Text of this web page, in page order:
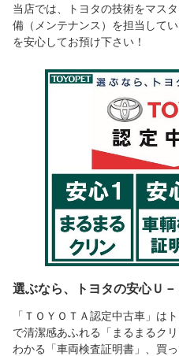
当店では、トヨタの技術をマス
備（メンテナンス）を担当して
を安心してお預け下さい！
選ぶなら、トヨタの安心Ｕ－
「ＴＯＹＯＴＡ認定中古車」は
で清潔感あふれる「まるまるク
わかる「車両検査証明書」、買